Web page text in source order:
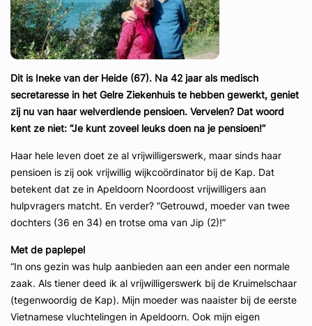
Dit is Ineke van der Heide (67). Na 42 jaar als medisch
secretaresse in het Gelre Ziekenhuis te hebben gewerkt, geniet
zij nu van haar welverdiende pensioen. Vervelen? Dat woord
kent ze niet: “Je kunt zoveel leuks doen na je pensioen!”
Haar hele leven doet ze al vrijwilligerswerk, maar sinds haar
pensioen is zij ook vrijwillig wijkcoördinator bij de Kap. Dat
betekent dat ze in Apeldoorn Noordoost vrijwilligers aan
hulpvragers matcht. En verder? “Getrouwd, moeder van twee
dochters (36 en 34) en trotse oma van Jip (2)!”
Met de paplepel
“In ons gezin was hulp aanbieden aan een ander een normale
zaak. Als tiener deed ik al vrijwilligerswerk bij de Kruimelschaar
(tegenwoordig de Kap). Mijn moeder was naaister bij de eerste
Vietnamese vluchtelingen in Apeldoorn. Ook mijn eigen